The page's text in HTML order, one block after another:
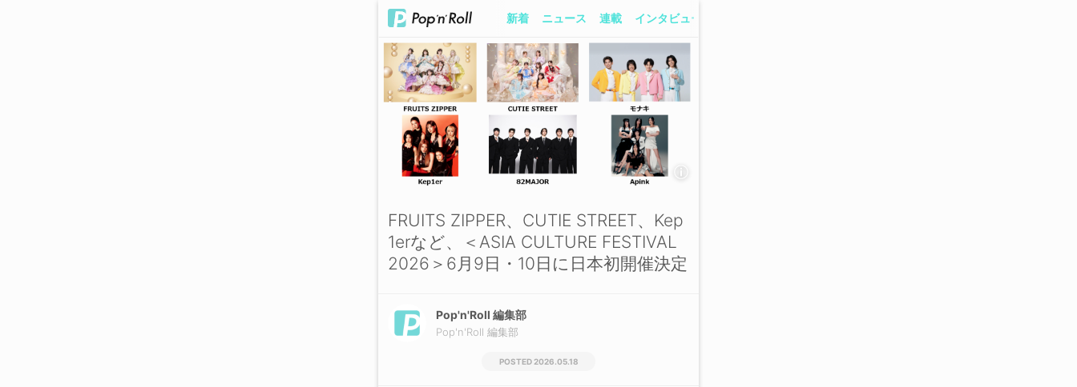
新着 ニュース 連載 インタビュー
FRUITS ZIPPER、CUTIE STREET、Kep
1erなど、＜ASIA CULTURE FESTIVAL
2026＞6月9日・10日に日本初開催決定
Pop'n'Roll 編集部
Pop'n'Roll 編集部
2026.05.18